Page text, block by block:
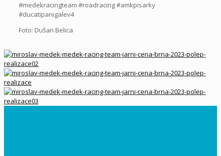
#medekracingteam #roadracing #amkpisarky
#ducatipanigalev4
Foto: Dušan Belica